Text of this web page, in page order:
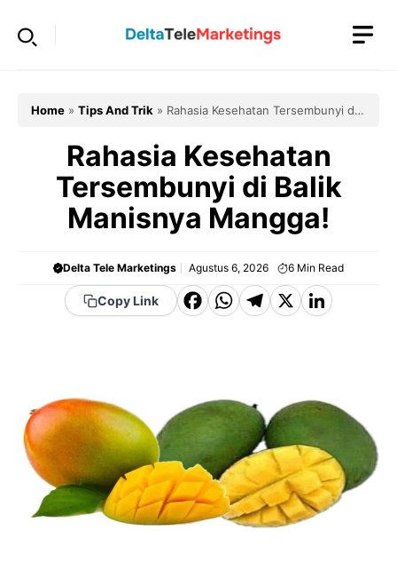
Home » Tips And Trik » Rahasia Kesehatan Tersembunyi di
Rahasia Kesehatan
Tersembunyi di Balik
Manisnya Mangga!
Delta Tele Marketings Agustus 6, 2026 6 Min Read
Copy Link
F
b
o
o
k
W
s
A
p
p
T
r
a
m
X Li
d
In